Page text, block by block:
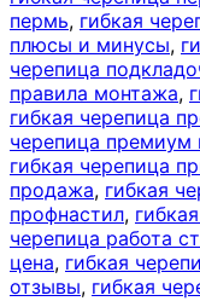
пермь, гибкая
плюсы и минусы,
черепица
правила монтажа,
гибкая черепица
черепица премиум
гибкая черепица
продажа, гибкая
профнастил,
черепица работа
цена, гибкая
отзывы, гибкая